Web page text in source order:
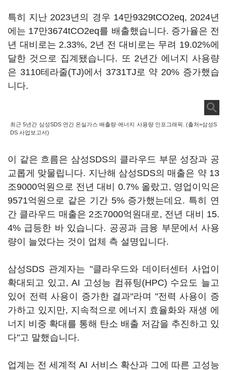
특히 지난 2023년의 경우 14만9329tCO2eq, 2024년
에는 17만3674tCO2eq를 배출했습니다. 증가율은 전
년 대비로는 2.33%, 2년 전 대비로는 무려 19.02%에
달한 것으로 집계됐습니다. 또 2년간 에너지 사용량
은 3110테라줄(TJ)에서 3731TJ로 약 20% 증가했습
니다.
최근 5년간 삼성SDS 연간 온실가스 배출량·에너지 사용량 인포그래픽. (출처=삼성S
DS 사업보고서)
이 같은 흐름은 삼성SDS의 클라우드 부문 성장과 공
교롭게 맞물립니다. 지난해 삼성SDS의 매출은 약 13
조9000억원으로 전년 대비 0.7% 올랐고, 영업이익은
9571억원으로 같은 기간 5% 증가했는데요. 특히 연
간 클라우드 매출은 2조7000억원대로, 전년 대비 15.
4% 급등한 바 있습니다. 공공과 금융 부문에서 사용
량이 늘었다는 것이 업체 측 설명입니다.
삼성SDS 관계자는 "클라우드와 데이터센터 사업이
확대되고 있고, AI 고성능 컴퓨팅(HPC) 수요도 늘고
있어 전력 사용이 증가한 결과"라며 "전력 사용이 증
가하고 있지만, 지속적으로 에너지 효율화와 재생 에
너지 비중 확대를 통해 탄소 배출 저감을 추진하고 있
다"고 말했습니다.
업계는 전 세계적 AI 서비스 확산과 그에 따른 고성능